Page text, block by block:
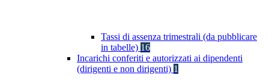
Tassi di assenza trimestrali (da pubblicare
in tabelle) 16
Incarichi conferiti e autorizzati ai dipendenti
(dirigenti e non dirigenti) 1